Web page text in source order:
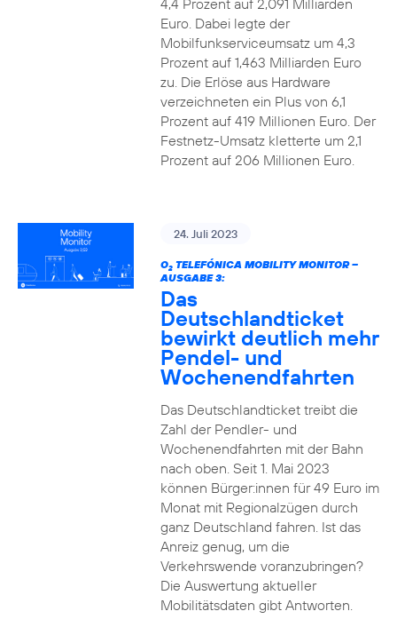
4,4 Prozent auf 2,091 Milliarden
Euro. Dabei legte der
Mobilfunkserviceumsatz um 4,3
Prozent auf 1,463 Milliarden Euro
zu. Die Erlöse aus Hardware
verzeichneten ein Plus von 6,1
Prozent auf 419 Millionen Euro. Der
Festnetz-Umsatz kletterte um 2,1
Prozent auf 206 Millionen Euro.
24. Juli 2023
O2TELEFÓNICA MOBILITY MONITOR –
AUSGABE 3:
Das
Deutschlandticket
bewirkt deutlich mehr
Pendel- und
Wochenendfahrten
Das Deutschlandticket treibt die
Zahl der Pendler- und
Wochenendfahrten mit der Bahn
nach oben. Seit 1. Mai 2023
können Bürger:innen für 49 Euro im
Monat mit Regionalzügen durch
ganz Deutschland fahren. Ist das
Anreiz genug, um die
Verkehrswende voranzubringen?
Die Auswertung aktueller
Mobilitätsdaten gibt Antworten.